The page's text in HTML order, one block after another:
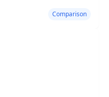
inconvénients.Comparison